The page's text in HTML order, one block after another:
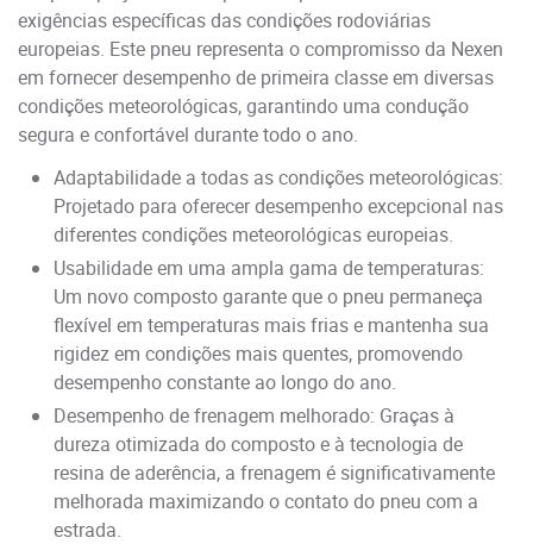
exigências específicas das condições rodoviárias
europeias. Este pneu representa o compromisso da Nexen
em fornecer desempenho de primeira classe em diversas
condições meteorológicas, garantindo uma condução
segura e confortável durante todo o ano.
Adaptabilidade a todas as condições meteorológicas:
Projetado para oferecer desempenho excepcional nas
diferentes condições meteorológicas europeias.
Usabilidade em uma ampla gama de temperaturas:
Um novo composto garante que o pneu permaneça
flexível em temperaturas mais frias e mantenha sua
rigidez em condições mais quentes, promovendo
desempenho constante ao longo do ano.
Desempenho de frenagem melhorado: Graças à
dureza otimizada do composto e à tecnologia de
resina de aderência, a frenagem é significativamente
melhorada maximizando o contato do pneu com a
estrada.